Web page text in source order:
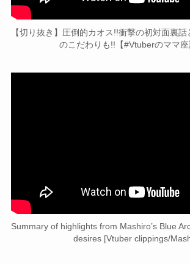
【切り抜き】圧倒的カオス!!衝撃の初対面裏
のこだわりも!!【#Vtuberのママ座
Summary of highlights from Mashiro’s Blue
desires [Vtuber clippings/